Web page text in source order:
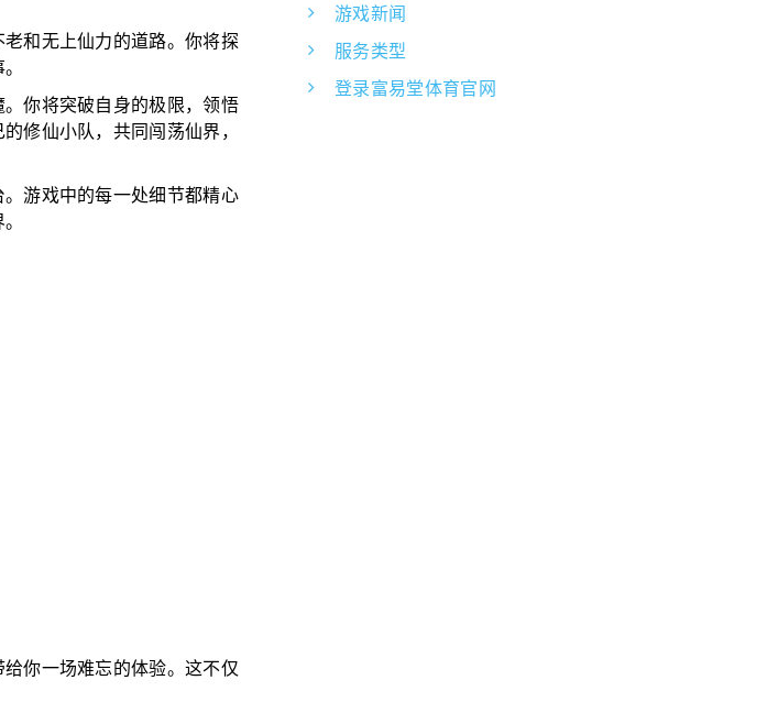
和无上仙力的道路。你将探
你将突破自身的极限，领悟
修仙小队，共同闯荡仙界，
游戏中的每一处细节都精心
你一场难忘的体验。这不仅
游戏新闻
服务类型
登录富易堂体育官网